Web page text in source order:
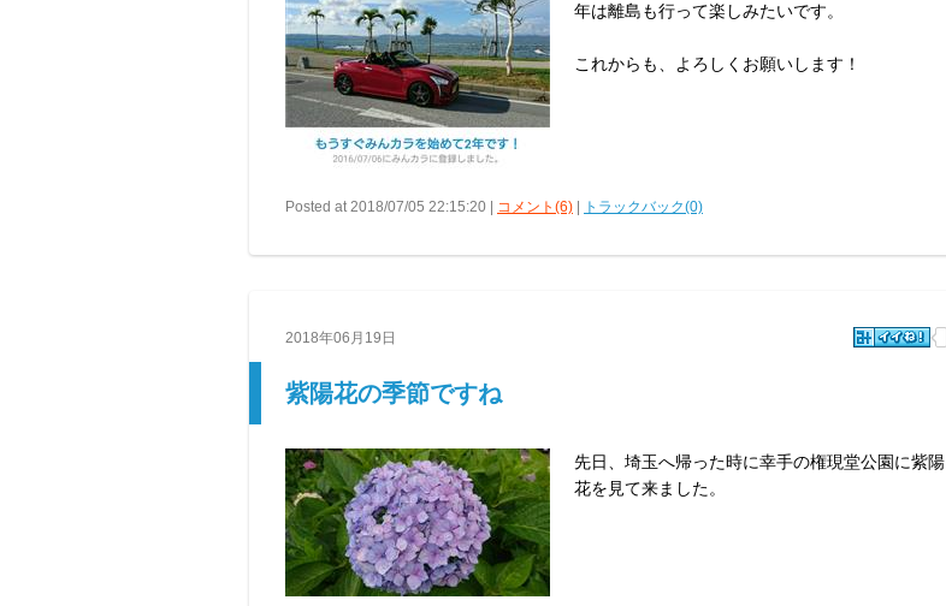
年は離島も行って楽しみたいです。
これからも、よろしくお願いします！
Posted at 2018/07/05 22:15:20 | コメント(6) トラックバック(0)
2018年06月19日
紫陽花の季節ですね
先日、埼玉へ帰った時に幸手の権現堂公園に紫陽
花を見て来ました。